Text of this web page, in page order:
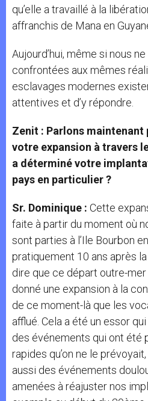
qu’elle a travaillé à la
affranchis de Mana en
Aujourd’hui, même si nous
confrontées aux mêmes
esclavages modernes
attentives et d’y répondre.
Zenit : Parlons
votre expansion à travers
a déterminé votre
pays en particulier ?
Sr. Dominique : Cette
faite à partir du moment où
sont parties à l’Ile Bourbon
pratiquement 10 ans après la
dire que ce départ outre-
donné une expansion à la
de ce moment-là que les
afflué. Cela a été un essor
des événements qui ont été
rapides qu’on ne le
aussi des événements
amenées à réajuster nos